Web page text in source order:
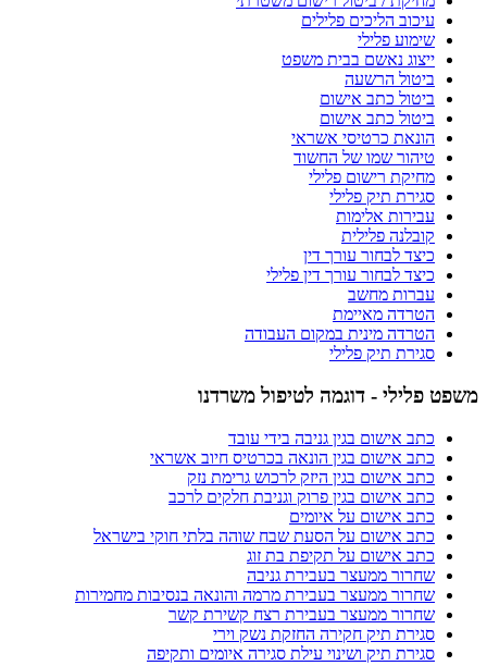
עיכוב הליכים פלילים
שימוע פלילי
ייצוג נאשם בבית משפט
ביטול הרשעה
ביטול כתב אישום
ביטול כתב אישום
הונאת כרטיסי אשראי
טיהור שמו של החשוד
מחיקת רישום פלילי
סגירת תיק פלילי
עבירות אלימות
קובלנה פלילית
כיצד לבחור עורך דין
כיצד לבחור עורך דין פלילי
עברות מחשב
הטרדה מאיימת
הטרדה מינית במקום העבודה
סגירת תיק פלילי
משפט פלילי - דוגמה לטיפול משרדנו
כתב אישום בגין גניבה בידי עובד
כתב אישום בגין הונאה בכרטיס חיוב אשראי
כתב אישום בגין היזק לרכוש גרימת נזק
כתב אישום בגין פרוק וגניבת חלקים לרכב
כתב אישום על איומים
כתב אישום על הסעת שבח שוהה בלתי חוקי בישראל
כתב אישום על תקיפת בת זוג
שחרור ממעצר בעבירת גניבה
שחרור ממעצר בעבירת מרמה והונאה בנסיבות מחמירות
שחרור ממעצר בעבירת רצח קשירת קשר
סגירת תיק חקירה החזקת נשק וירי
סגירת תיק ושינוי עילת סגירה איומים ותקיפה